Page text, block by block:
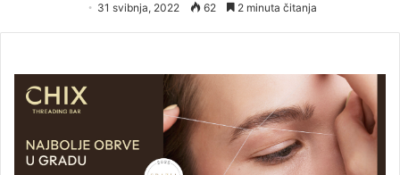
31 svibnja, 2022 62 2 minuta čitanja